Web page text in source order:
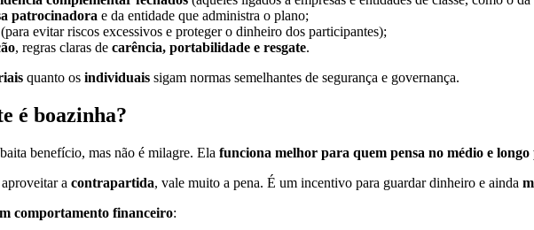
patrocinadora e da entidade que administra o plano;
(para evitar riscos excessivos e proteger o dinheiro dos participantes);
, regras claras de carência, portabilidade e resgate.
quanto os individuais sigam normas semelhantes de segurança e governança.
é boazinha?
benefício, mas não é milagre. Ela funciona melhor para quem pensa no médio e longo
a contrapartida, vale muito a pena. É um incentivo para guardar dinheiro e ainda
comportamento financeiro: